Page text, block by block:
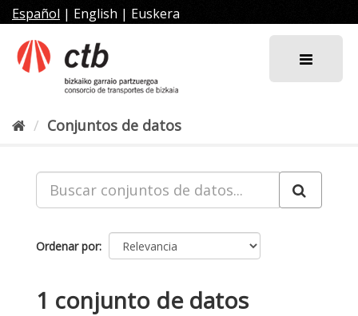
al
contenido
Español | English | Euskera
Conjuntos de datos
Ordenar por
1 conjunto de datos